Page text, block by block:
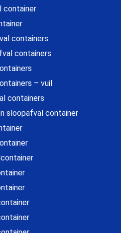
container
containers
containers
– vuil
containers
sloopafval container